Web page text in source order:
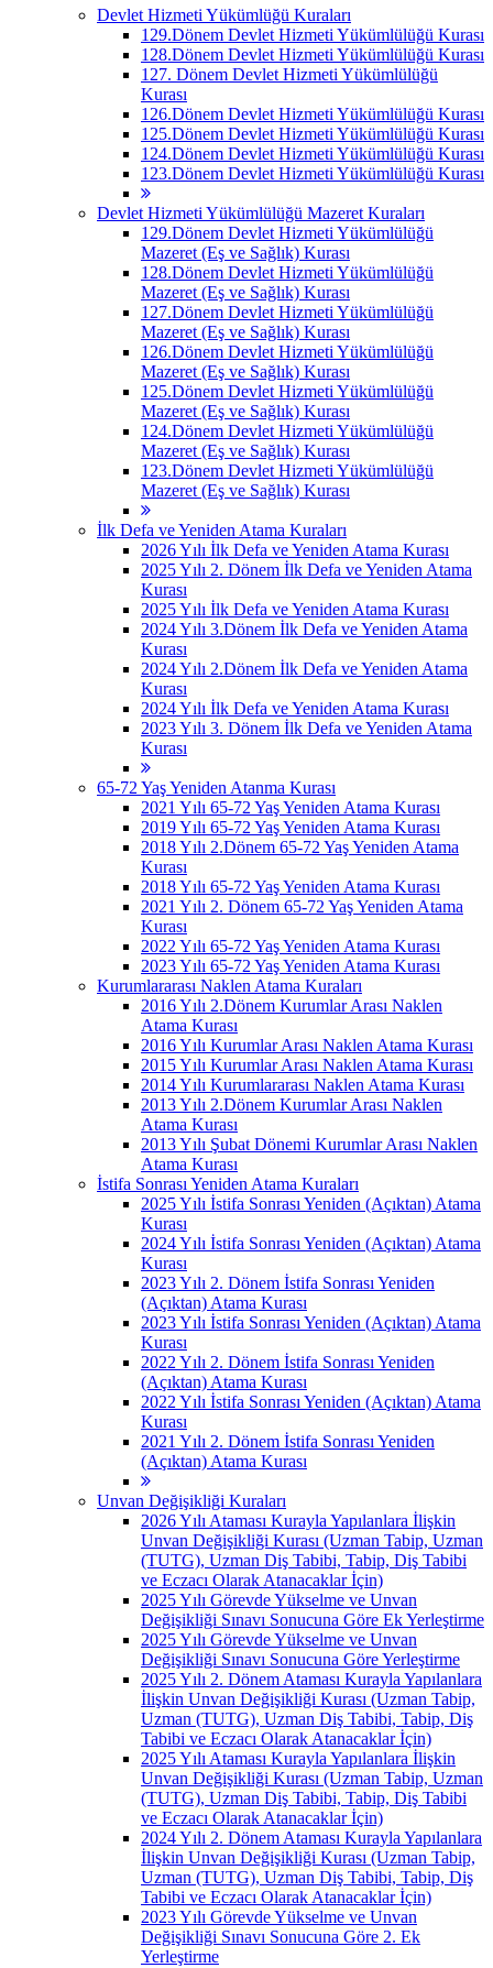
Devlet Hizmeti Yükümlüğü Kuraları
129.Dönem Devlet Hizmeti Yükümlülüğü Kurası
128.Dönem Devlet Hizmeti Yükümlülüğü Kurası
127. Dönem Devlet Hizmeti Yükümlülüğü
Kurası
126.Dönem Devlet Hizmeti Yükümlülüğü Kurası
125.Dönem Devlet Hizmeti Yükümlülüğü Kurası
124.Dönem Devlet Hizmeti Yükümlülüğü Kurası
123.Dönem Devlet Hizmeti Yükümlülüğü Kurası
Devlet Hizmeti Yükümlülüğü Mazeret Kuraları
129.Dönem Devlet Hizmeti Yükümlülüğü
Mazeret (Eş ve Sağlık) Kurası
128.Dönem Devlet Hizmeti Yükümlülüğü
Mazeret (Eş ve Sağlık) Kurası
127.Dönem Devlet Hizmeti Yükümlülüğü
Mazeret (Eş ve Sağlık) Kurası
126.Dönem Devlet Hizmeti Yükümlülüğü
Mazeret (Eş ve Sağlık) Kurası
125.Dönem Devlet Hizmeti Yükümlülüğü
Mazeret (Eş ve Sağlık) Kurası
124.Dönem Devlet Hizmeti Yükümlülüğü
Mazeret (Eş ve Sağlık) Kurası
123.Dönem Devlet Hizmeti Yükümlülüğü
Mazeret (Eş ve Sağlık) Kurası
İlk Defa ve Yeniden Atama Kuraları
2026 Yılı İlk Defa ve Yeniden Atama Kurası
2025 Yılı 2. Dönem İlk Defa ve Yeniden Atama
Kurası
2025 Yılı İlk Defa ve Yeniden Atama Kurası
2024 Yılı 3.Dönem İlk Defa ve Yeniden Atama
Kurası
2024 Yılı 2.Dönem İlk Defa ve Yeniden Atama
Kurası
2024 Yılı İlk Defa ve Yeniden Atama Kurası
2023 Yılı 3. Dönem İlk Defa ve Yeniden Atama
Kurası
65-72 Yaş Yeniden Atanma Kurası
2021 Yılı 65-72 Yaş Yeniden Atama Kurası
2019 Yılı 65-72 Yaş Yeniden Atama Kurası
2018 Yılı 2.Dönem 65-72 Yaş Yeniden Atama
Kurası
2018 Yılı 65-72 Yaş Yeniden Atama Kurası
2021 Yılı 2. Dönem 65-72 Yaş Yeniden Atama
Kurası
2022 Yılı 65-72 Yaş Yeniden Atama Kurası
2023 Yılı 65-72 Yaş Yeniden Atama Kurası
Kurumlararası Naklen Atama Kuraları
2016 Yılı 2.Dönem Kurumlar Arası Naklen
Atama Kurası
2016 Yılı Kurumlar Arası Naklen Atama Kurası
2015 Yılı Kurumlar Arası Naklen Atama Kurası
2014 Yılı Kurumlararası Naklen Atama Kurası
2013 Yılı 2.Dönem Kurumlar Arası Naklen
Atama Kurası
2013 Yılı Şubat Dönemi Kurumlar Arası Naklen
Atama Kurası
İstifa Sonrası Yeniden Atama Kuraları
2025 Yılı İstifa Sonrası Yeniden (Açıktan) Atama
Kurası
2024 Yılı İstifa Sonrası Yeniden (Açıktan) Atama
Kurası
2023 Yılı 2. Dönem İstifa Sonrası Yeniden
(Açıktan) Atama Kurası
2023 Yılı İstifa Sonrası Yeniden (Açıktan) Atama
Kurası
2022 Yılı 2. Dönem İstifa Sonrası Yeniden
(Açıktan) Atama Kurası
2022 Yılı İstifa Sonrası Yeniden (Açıktan) Atama
Kurası
2021 Yılı 2. Dönem İstifa Sonrası Yeniden
(Açıktan) Atama Kurası
Unvan Değişikliği Kuraları
2026 Yılı Ataması Kurayla Yapılanlara İlişkin
Unvan Değişikliği Kurası (Uzman Tabip, Uzman
(TUTG), Uzman Diş Tabibi, Tabip, Diş Tabibi
ve Eczacı Olarak Atanacaklar İçin)
2025 Yılı Görevde Yükselme ve Unvan
Değişikliği Sınavı Sonucuna Göre Ek Yerleştirme
2025 Yılı Görevde Yükselme ve Unvan
Değişikliği Sınavı Sonucuna Göre Yerleştirme
2025 Yılı 2. Dönem Ataması Kurayla Yapılanlara
İlişkin Unvan Değişikliği Kurası (Uzman Tabip,
Uzman (TUTG), Uzman Diş Tabibi, Tabip, Diş
Tabibi ve Eczacı Olarak Atanacaklar İçin)
2025 Yılı Ataması Kurayla Yapılanlara İlişkin
Unvan Değişikliği Kurası (Uzman Tabip, Uzman
(TUTG), Uzman Diş Tabibi, Tabip, Diş Tabibi
ve Eczacı Olarak Atanacaklar İçin)
2024 Yılı 2. Dönem Ataması Kurayla Yapılanlara
İlişkin Unvan Değişikliği Kurası (Uzman Tabip,
Uzman (TUTG), Uzman Diş Tabibi, Tabip, Diş
Tabibi ve Eczacı Olarak Atanacaklar İçin)
2023 Yılı Görevde Yükselme ve Unvan
Değişikliği Sınavı Sonucuna Göre 2. Ek
Yerleştirme